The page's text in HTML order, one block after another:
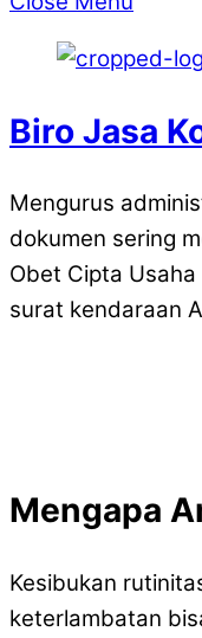
Biro Jasa
Mengurus
dokumen sering
Obet Cipta
surat kendaraan
Mengapa
Kesibukan
keterlambatan